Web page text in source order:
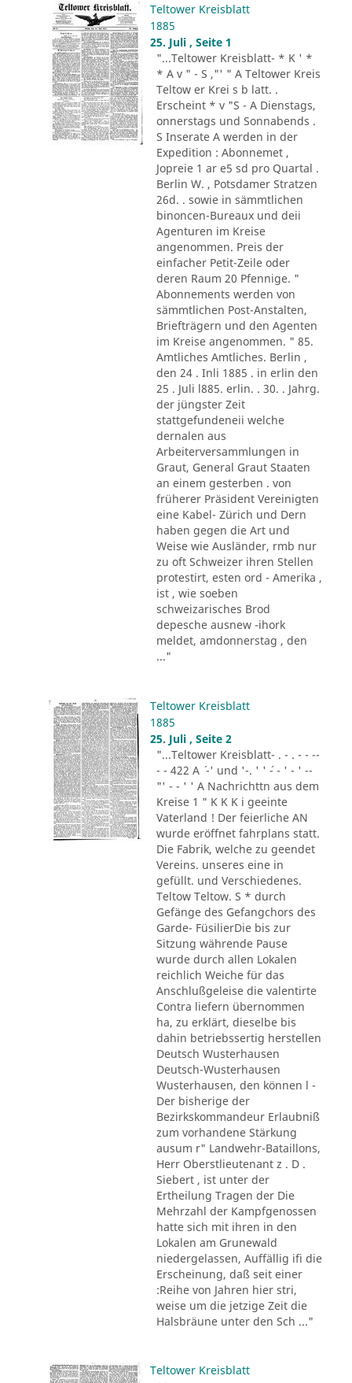
Teltower Kreisblatt
1885
25. Juli , Seite 1
"...Teltower Kreisblatt- * K ' *
* A v " - S ,"' " A Teltower Kreis
Teltow er Krei s b latt. .
Erscheint * v "S - A Dienstags,
onnerstags und Sonnabends .
S Inserate A werden in der
Expedition : Abonnemet ,
Jopreie 1 ar e5 sd pro Quartal .
Berlin W. , Potsdamer Stratzen
26d. . sowie in sämmtlichen
binoncen-Bureaux und deii
Agenturen im Kreise
angenommen. Preis der
einfacher Petit-Zeile oder
deren Raum 20 Pfennige. "
Abonnements werden von
sämmtlichen Post-Anstalten,
Briefträgern und den Agenten
im Kreise angenommen. " 85.
Amtliches Amtliches. Berlin ,
den 24 . Inli 1885 . in erlin den
25 . Juli l885. erlin. . 30. . Jahrg.
der jüngster Zeit
stattgefundeneii welche
dernalen aus
Arbeiterversammlungen in
Graut, General Graut Staaten
an einem gesterben . von
früherer Präsident Vereinigten
eine Kabel- Zürich und Dern
haben gegen die Art und
Weise wie Ausländer, rmb nur
zu oft Schweizer ihren Stellen
protestirt, esten ord - Amerika ,
ist , wie soeben
schweizarisches Brod
depesche ausnew -ihork
meldet, amdonnerstag , den
..."
Teltower Kreisblatt
1885
25. Juli , Seite 2
"...Teltower Kreisblatt- . - . - - --
- - 422 A ´ -' und '-. ' ' ´- - ' - ' --
"' - - ' ' A Nachrichttn aus dem
Kreise 1 " K K K i geeinte
Vaterland ! Der feierliche AN
wurde eröffnet fahrplans statt.
Die Fabrik, welche zu geendet
Vereins. unseres eine in
gefüllt. und Verschiedenes.
Teltow Teltow. S * durch
Gefänge des Gefangchors des
Garde- FüsilierDie bis zur
Sitzung währende Pause
wurde durch allen Lokalen
reichlich Weiche für das
Anschlußgeleise die valentirte
Contra liefern übernommen
ha, zu erklärt, dieselbe bis
dahin betriebssertig herstellen
Deutsch Wusterhausen
Deutsch-Wusterhausen
Wusterhausen, den können l -
Der bisherige der
Bezirkskommandeur Erlaubniß
zum vorhandene Stärkung
ausum r" Landwehr-Bataillons,
Herr Oberstlieutenant z . D .
Siebert , ist unter der
Ertheilung Tragen der Die
Mehrzahl der Kampfgenossen
hatte sich mit ihren in den
Lokalen am Grunewald
niedergelassen, Auffällig ifi die
Erscheinung, daß seit einer
:Reihe von Jahren hier stri,
weise um die jetzige Zeit die
Halsbräune unter den Sch ..."
Teltower Kreisblatt